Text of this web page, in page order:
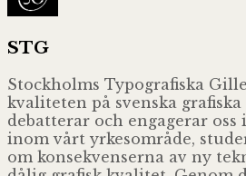
STG
Stockholms Typografiska
kvaliteten på svenska
debatterar och engagerar
inom vårt yrkesområde,
om konsekvenserna av ny